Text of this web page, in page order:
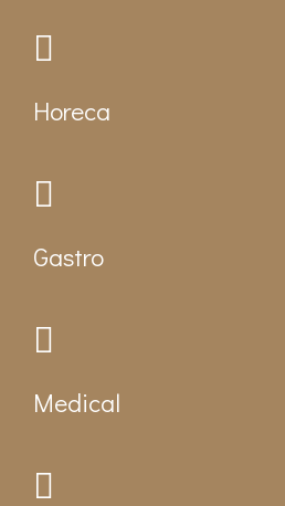
Horeca
Gastro
Medical